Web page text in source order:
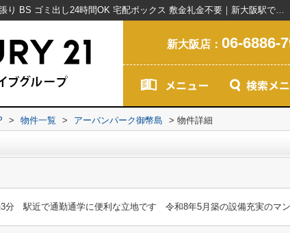
アーバンパーク御幣島｜外観タイル張り BS ゴミ出し24時間OK 宅配ボックス 敷金礼金不要｜新大阪駅で賃貸マンションを探すなら創業20年以上のセンチュリー21ライフネット・ライブグループ
新大阪店： 06-6886-
> 物件一覧 > アーバンパーク御幣島 > 物件詳細
分 駅近で通勤通学に便利な立地です 令和8年5月築の設備充実のマ